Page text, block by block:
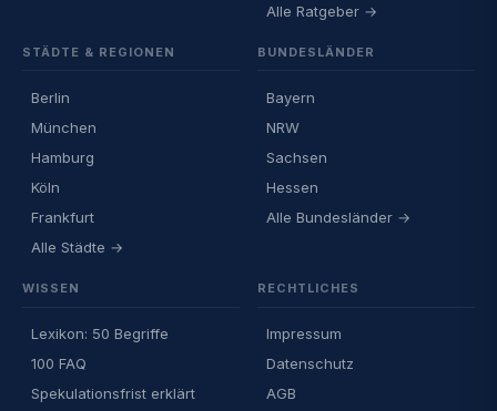
Alle Ratgeber →
STÄDTE & REGIONEN
Berlin
München
Hamburg
Köln
Frankfurt
Alle Städte →
BUNDESLÄNDER
Bayern
NRW
Sachsen
Hessen
Alle Bundesländer →
WISSEN
Lexikon: 50 Begriffe
100 FAQ
Spekulationsfrist erklärt
RECHTLICHES
Impressum
Datenschutz
AGB